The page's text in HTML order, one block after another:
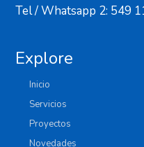
Tel / Whatsapp 2: 549
Explore
Inicio
Servicios
Proyectos
Novedades